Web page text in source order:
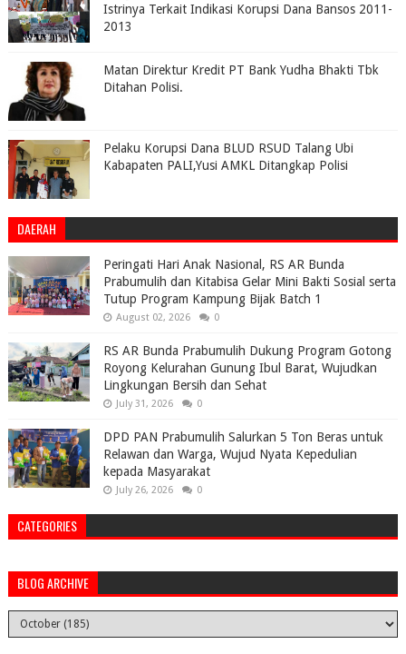
Istrinya Terkait Indikasi Korupsi Dana Bansos 2011-
2013
Matan Direktur Kredit PT Bank Yudha Bhakti Tbk
Ditahan Polisi.
Pelaku Korupsi Dana BLUD RSUD Talang Ubi
Kabapaten PALI,Yusi AMKL Ditangkap Polisi
DAERAH
Peringati Hari Anak Nasional, RS AR Bunda
Prabumulih dan Kitabisa Gelar Mini Bakti Sosial serta
Tutup Program Kampung Bijak Batch 1
August 02, 2026 0
RS AR Bunda Prabumulih Dukung Program Gotong
Royong Kelurahan Gunung Ibul Barat, Wujudkan
Lingkungan Bersih dan Sehat
July 31, 2026 0
DPD PAN Prabumulih Salurkan 5 Ton Beras untuk
Relawan dan Warga, Wujud Nyata Kepedulian
kepada Masyarakat
July 26, 2026 0
CATEGORIES
BLOG ARCHIVE